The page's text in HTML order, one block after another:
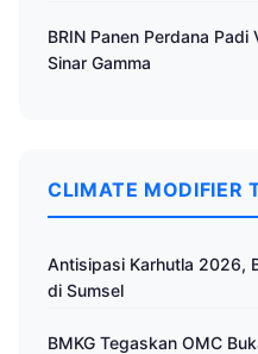
BRIN Panen Perdana
Sinar Gamma
CLIMATE MODIFIER
Antisipasi Karhutla 2026,
di Sumsel
BMKG Tegaskan OMC